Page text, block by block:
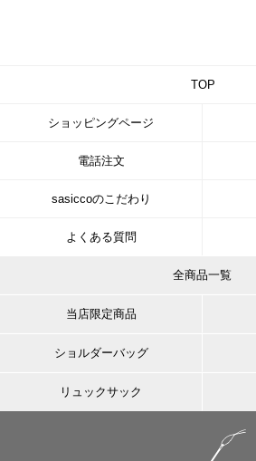
TOP
ショッピングページ
電話注文
sasiccoのこだわり
よくある質問
全商品一覧
当店限定商品
ショルダーバッグ
リュックサック